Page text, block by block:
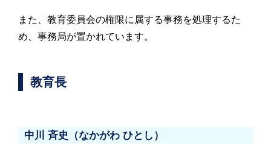
また、教育委員会の権限に属する事務を処理するた
め、事務局が置かれています。
教育長
中川 斉史（なかがわ ひとし）